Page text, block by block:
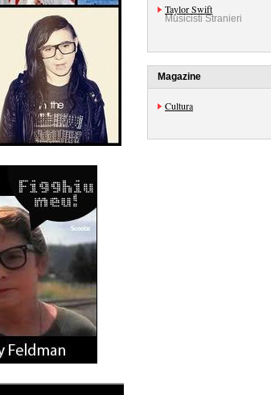
Taylor Swift
Musicisti Stranieri
Magazine
Cultura